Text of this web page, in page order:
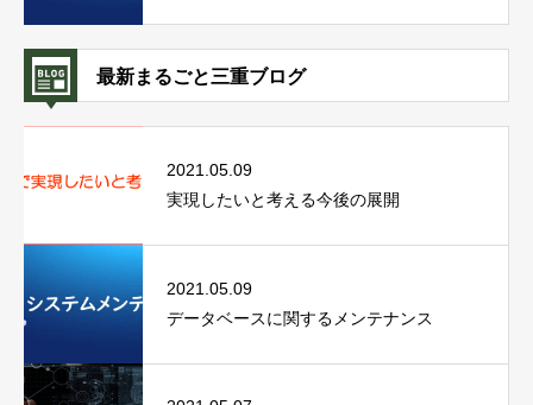
最新まるごと三重ブログ
2021.05.09
実現したいと考える今後の展開
2021.05.09
データベースに関するメンテナンス